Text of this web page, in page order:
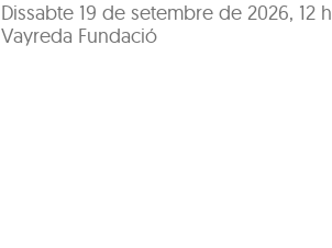
Dissabte 19 de setembre de 2026, 12 h
Vayreda Fundació